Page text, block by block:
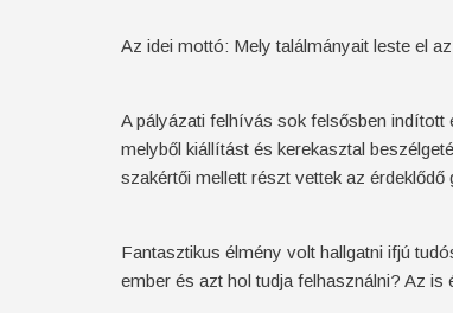
Az idei mottó: Mely találmányait leste el
A pályázati felhívás sok felsősben indított
melyből kiállítást és kerekasztal
szakértői mellett részt vettek az
Fantasztikus élmény volt hallgatni ifjú
ember és azt hol tudja felhasználni? Az